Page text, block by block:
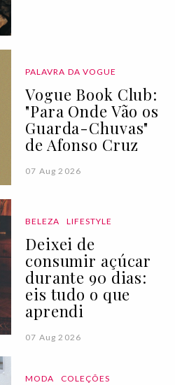
PALAVRA DA VOGUE
Vogue Book Club:
"Para Onde Vão os
Guarda-Chuvas"
de Afonso Cruz
07 Aug 2026
BELEZA LIFESTYLE
Deixei de
consumir açúcar
durante 90 dias:
eis tudo o que
aprendi
07 Aug 2026
MODA COLEÇÕES